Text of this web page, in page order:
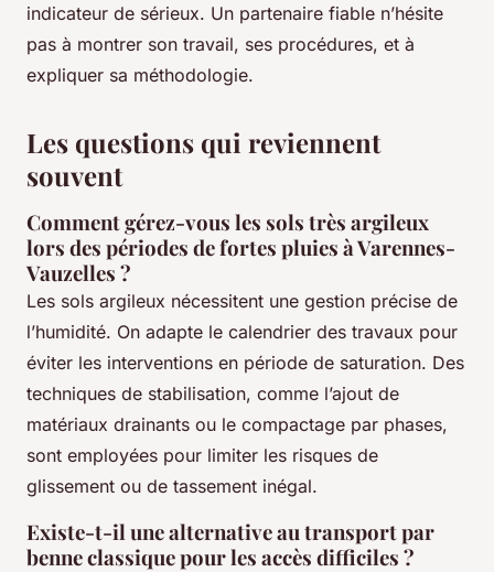
indicateur de sérieux. Un partenaire fiable n’hésite
pas à montrer son travail, ses procédures, et à
expliquer sa méthodologie.
Les questions qui reviennent
souvent
Comment gérez-vous les sols très argileux
lors des périodes de fortes pluies à Varennes-
Vauzelles ?
Les sols argileux nécessitent une gestion précise de
l’humidité. On adapte le calendrier des travaux pour
éviter les interventions en période de saturation. Des
techniques de stabilisation, comme l’ajout de
matériaux drainants ou le compactage par phases,
sont employées pour limiter les risques de
glissement ou de tassement inégal.
Existe-t-il une alternative au transport par
benne classique pour les accès difficiles ?